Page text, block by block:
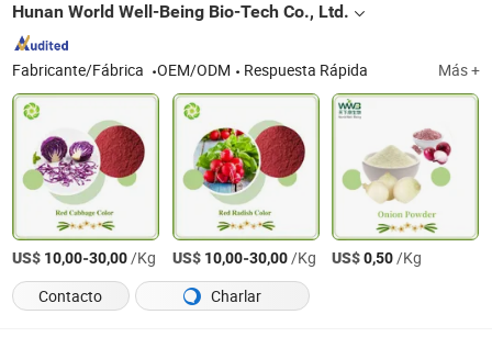
Hunan World Well-Being Bio-Tech Co., Ltd.
Fabricante/Fábrica OEM/ODM Respuesta Rápida Más +
US$ 10,00-30,00/Kg US$ 10,00-30,00/Kg US$0,50/Kg
Contacto
Charlar